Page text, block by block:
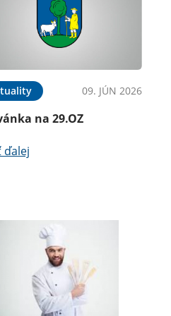
09. JÚN 2026
na 29.OZ
ďalej